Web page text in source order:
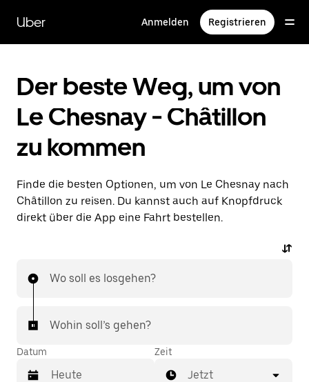
zum
Hauptinhalt
Uber Anmelden Registrieren
Der beste Weg, um von
Le Chesnay - Châtillon
zu kommen
Finde die besten Optionen, um von Le Chesnay nach
Châtillon zu reisen. Du kannst auch auf Knopfdruck
direkt über die App eine Fahrt bestellen.
Wo soll es losgehen?
Wohin soll’s gehen?
Datum Zeit
Jetzt